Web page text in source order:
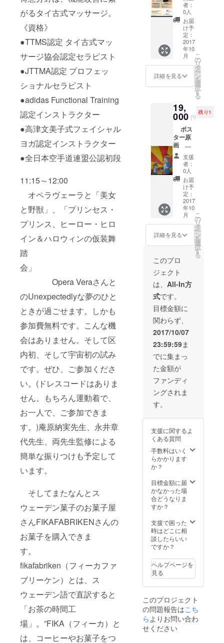
がるタイ古式マッサージ。
《資格》
●TTMS認定 タイ古式マッ
サージ協会認定セラピスト
●JTTMA認定 プロフェッ
ショナルセラピスト
●adidas Functional Training
認定インストラクター
●高津文美子式フェイシャル
ヨガ認定インストラクター
●全日本空手道連盟公認初段
11:15～12:00
オペラヴェーラと「美女
と野獣」、「プリンセス・
プリンス、ヒーロー・ヒロ
イン＆ハロウィンの仮装舞
踏
会」
Opera Veraさんと
のUnexpectedlyな夢のひと
ときが過ごせます。しかも
参加費無料です。こんな機
会はありません。そして区
内初、そして宇宙初の試み
です。ぜひ、ご参加くださ
い。(ドレスコードはありま
せん。もちろん運動着で、
お一人で、ご参加できま
す。)庵原納実先生、永井章
代先生、両先生監修による
簡単な振りつけも予定して
います。
そしてまたなんとス
ウェーデン菓子のお菓子屋
さんFIKAFABRIKENさんの
お菓子を購入できま
す。
fikafabriken（フィーカファ
ブリーケン）とは、ス
ウェーデン語で直訳すると
「お茶の時間工
場」。”FIKA（フィーカ）と
は、コーヒーやお菓子をつ
10:05分
からは
hidemi
先生の
ファン
クショ
ナルト
レーニ
ングも
ありま
す。ぜ
加くだ
さい。)
シャル
ヨガ認
定イン
ストラ
クター
●全日本
空手道
連盟公
(駐車場
満車の
りま
す。時
間にゆ
とりを
持って
ご来場
くださ
い。
10:05分
からは
hidemi
先生の
ファン
クショ
ナルト
レーニ
ングも
ありま
す。ぜ
ひご参
加くだ
さい。)
定セラ
ピスト
●JTTM
A認定
プロ
フェッ
ショナ
ルセラ
●adidas
Functio
認定イ
ンスト
ラク
ター ●
高津文
美子式
フェイ
シャル
ヨガ認
定イン
ストラ
クター
●全日本
空手道
連盟公
(駐車場
満車の
りま
す。時
間にゆ
とりを
持って
ご来場
くださ
い。
10:05分
からは
hidemi
先生の
ファン
クショ
ナルト
レーニ
ングも
ありま
さい。)
しても
活躍
中。 得
意分野
は、機
能改善
に繋が
るタイ
マッ
サー
格》
●TTMS
認定 タ
イ古式
マッ
サージ
協会認
定セラ
ピスト
●JTTM
A認定
プロ
フェッ
ショナ
ルセラ
●adidas
Functio
Training
認定イ
ンスト
ラク
ター ●
高津文
美子式
フェイ
シャル
ヨガ認
定イン
ストラ
クター
●全日本
空手道
連盟公
認初段
(駐車場
りま
す。時
間にゆ
とりを
持って
ご来場
10:05分
からは
hidemi
クショ
ナルト
レーニ
ングも
ありま
す。ぜ
加くだ
さい。)
れる方
に手渡
しで
す。 ご
身分の
分かる
ものや
申し込
みのわ
かるも
い。 親
子セッ
る場合
は、６
歳未満
のお子
様はお
静かに
ご鑑賞
くださ
いね。
第3回オ
ペラ
ヴェー
公演 オ
ペラ
ラ ・
ニュー
イヤー
コン
出演:西
田真
以、パ
オロア
ンドレ
ア・
ディピ
エト
ロ、中
ノ森め
ぐみ、
尾崎シ
モー
子、メ
リッ
サ・
ドー
ン・
パーキ
曲目: オ
ペラ
「ノル
Casta
diva オ
ペラ
「椿
りUn di
Brindisi
オペラ
「夢遊
病の
女」よ
り O
ciel!
OperaV
era 西
田真以
さん、
パオロ
アンド
レア・
ディピ
エトロ
さんの
き 10月
９日(月
曜)練馬
区立総
合体育
館にご
来場さ
れる方
に手渡
しで
す。 ご
身分の
分かる
ものや
申し込
みのわ
かるも
ださ
子セッ
トにす
る場合
は、６
歳未満
のお子
様はお
静かに
くださ
いね。
第3回オ
ペラ
ヴェー
ラ主催
公演 オ
ラ ・
ニュー
イヤー
コン
サート
出演:西
オロア
ンドレ
ア・
ロ、中
ノ森め
ぐみ、
尾崎シ
ネ、淺
井久美
子、メ
リッ
ドー
ン・
パーキ
ン、西
Concer
t」2018
年１月
９日(火
曜)19:1
5開演
会場東
京都練
馬区大
泉学園
ゆめり
あホー
セット
(チケッ
ト大人
１枚＋
高校生
以下3
枚)
OperaV
era 西
田真以
さん、
パオロ
アンド
レア・
ディピ
エトロ
さんの
手会付
き 10月
９日(月
曜)練馬
区立総
合体育
館にご
来場さ
れる方
に手渡
しで
す。 ご
身分の
分かる
ものや
申し込
みのわ
かるも
ださ
い。 親
子セッ
トにす
る場合
は、６
様はお
静かに
ご鑑賞
第3回オ
ペラ
ヴェー
ラ主催
ペラ
ヴェー
ラ ・
ニュー
コン
サート
出演:西
田真
以、パ
者：
0人
お届
け予
定：
2017
年10
月
詳細を見る
こ
の
リ
タ
ー
ン
を
選
択
す
る
19,
000 円
残り1
ポス
ター原
画 水
彩絵の
具 作
者 寝
音(ねお
ん)さん
のサイ
ンを入
れるこ
ともで
きま
す。
支援
者：
0人
お届
け予
定：
2017
年10
月
詳細を見る
こ
の
リ
タ
ー
ン
を
選
択
す
る
このプロ
ジェクト
は、 All-In方
式です。
目標金額に
関わらず、
2017/10/07
23:59:59ま
でに集まっ
た金額が
ファンディ
ングされま
す。
支援に関するよ
くある質問
手数料はいく
らかかります
か？
目標金額に届
かなかった場
合どうなりま
すか？
支援で困った
時はどこに相
談したらいい
ですか？
ヘルプページを
見る
このプロジェクト
の問題報告はこち
ら よりお問い合わ
せください